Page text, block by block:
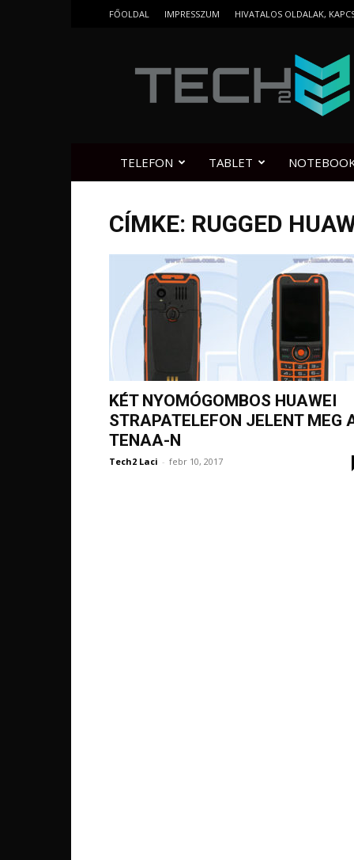
FŐOLDAL IMPRESSZUM HIVATALOS OLDALAK,
TELEFON TABLET
CÍMKE: RUGGED
KÉT NYOMÓGOMBOS HUAWEI
STRAPATELEFON JELENT MEG
TENAA-N
Tech2 Laci - febr 10, 2017